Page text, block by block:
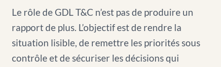
Le rôle de GDL T&C n’est pas de produire un
rapport de plus. L’objectif est de rendre la
situation lisible, de remettre les priorités sous
contrôle et de sécuriser les décisions qui